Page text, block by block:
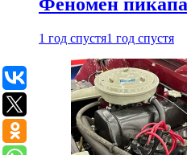
1 год спустя1 год спустя